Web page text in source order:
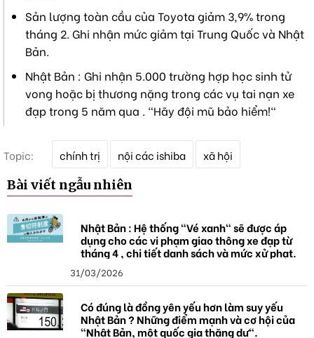
Sản lượng toàn cầu của Toyota giảm 3,9% trong
tháng 2. Ghi nhận mức giảm tại Trung Quốc và Nhật
Bản.
Nhật Bản : Ghi nhận 5.000 trường hợp học sinh tử
vong hoặc bị thương nặng trong các vụ tai nạn xe
đạp trong 5 năm qua . "Hãy đội mũ bảo hiểm!"
Topic:
T
h
a
chính trị nội các ishiba xã hội
Bài viết ngẫu nhiên
Nhật Bản : Hệ thống "Vé xanh" sẽ được áp
dụng cho các vi phạm giao thông xe đạp từ
tháng 4 , chi tiết danh sách và mức xử phạt.
31/03/2026
Có đúng là đồng yên yếu hơn làm suy yếu
Nhật Bản ? Những điểm mạnh và cơ hội của
"Nhật Bản, một quốc gia thặng dư".